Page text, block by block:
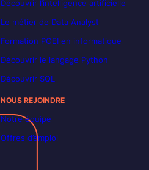
Découvrir l’intelligence artificielle
Le métier de Data Analyst
Formation POEI en informatique
Découvrir le langage Python
Découvrir SQL
NOUS REJOINDRE
Notre équipe
Offres d’emploi